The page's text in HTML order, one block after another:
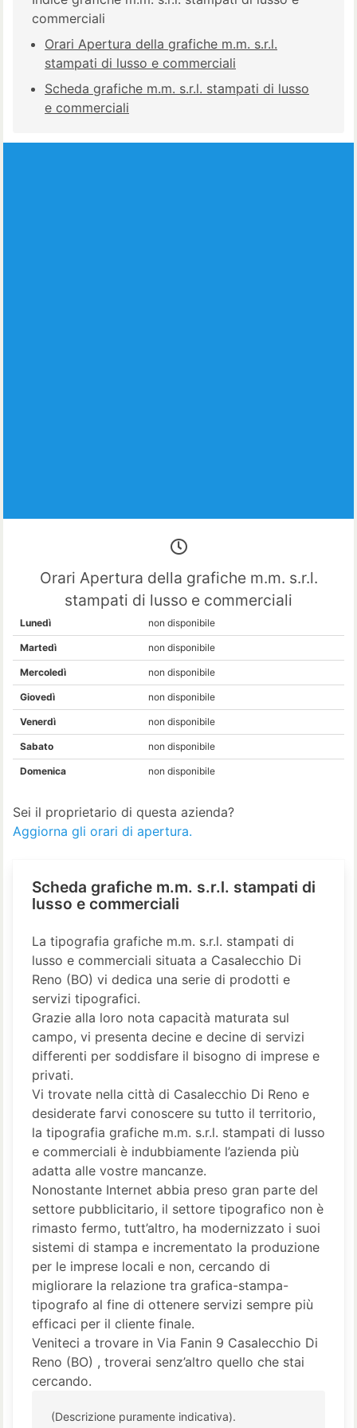
commerciali
Orari Apertura della grafiche m.m. s.r.l.
stampati di lusso e commerciali
Scheda grafiche m.m. s.r.l. stampati di lusso
e commerciali
Orari Apertura della grafiche m.m. s.r.l.
stampati di lusso e commerciali
Lunedì non disponibile
Martedì non disponibile
Mercoledì non disponibile
Giovedì non disponibile
Venerdì non disponibile
Sabato non disponibile
Domenica non disponibile
Sei il proprietario di questa azienda?
Aggiorna gli orari di apertura.
Scheda grafiche m.m. s.r.l. stampati di
lusso e commerciali
La tipografia grafiche m.m. s.r.l. stampati di
lusso e commerciali situata a Casalecchio Di
Reno (BO) vi dedica una serie di prodotti e
servizi tipografici.
Grazie alla loro nota capacità maturata sul
campo, vi presenta decine e decine di servizi
differenti per soddisfare il bisogno di imprese e
privati.
Vi trovate nella città di Casalecchio Di Reno e
desiderate farvi conoscere su tutto il territorio,
la tipografia grafiche m.m. s.r.l. stampati di lusso
e commerciali è indubbiamente l’azienda più
adatta alle vostre mancanze.
Nonostante Internet abbia preso gran parte del
settore pubblicitario, il settore tipografico non è
rimasto fermo, tutt’altro, ha modernizzato i suoi
sistemi di stampa e incrementato la produzione
per le imprese locali e non, cercando di
migliorare la relazione tra grafica-stampa-
tipografo al fine di ottenere servizi sempre più
efficaci per il cliente finale.
Veniteci a trovare in Via Fanin 9 Casalecchio Di
Reno (BO) , troverai senz’altro quello che stai
cercando.
(Descrizione puramente indicativa).